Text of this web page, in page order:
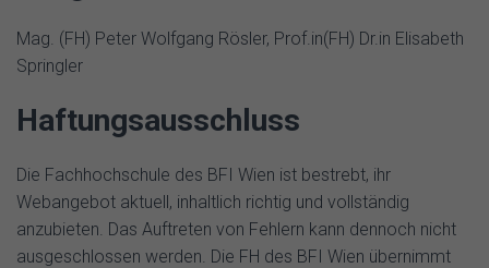
Mag. (FH) Peter Wolfgang Rösler, Prof.in(FH) Dr.in Elisabeth
Springler
Haftungsausschluss
Die Fachhochschule des BFI Wien ist bestrebt, ihr
Webangebot aktuell, inhaltlich richtig und vollständig
anzubieten. Das Auftreten von Fehlern kann dennoch nicht
ausgeschlossen werden. Die FH des BFI Wien übernimmt